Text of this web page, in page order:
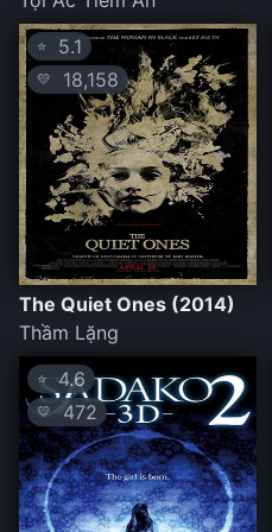
⭐ 5.1
💛 18,158
The Quiet Ones (2014)
Thầm Lặng
⭐ 4.6
💛472